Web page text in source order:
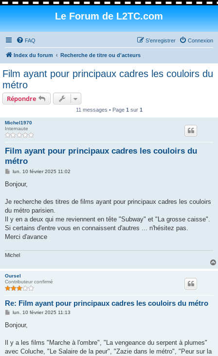
Le Forum de L2TC.com
FAQ Connexion
S’enregistrer
Index du forum Recherche de titre ou d'acteurs
Film ayant pour principaux cadres les couloirs du
métro
Répondre
11 messages • Page 1 sur 1
Michel1970
Internaute
Film ayant pour principaux cadres les couloirs du
métro
M
s
g
lun. 10 février 2025 11:02
Bonjour,
Je recherche des titres de films ayant pour principaux cadres les couloirs
du métro parisien.
Il y en a deux qui me reviennent en tête "Subway" et "La grosse caisse".
Si certains d'entre vous en connaissent d'autres ... n'hésitez pas.
Merci d'avance
Michel
Oursel
Contributeur confirmé
Re: Film ayant pour principaux cadres les couloirs du métro
M
s
g
e
lun. 10 février 2025 11:13
Bonjour,
Il y a les films "Marche à l'ombre", "La vengeance du serpent à plumes"
avec Coluche, "Le Salaire de la peur", "Zazie dans le métro", "Peur sur la